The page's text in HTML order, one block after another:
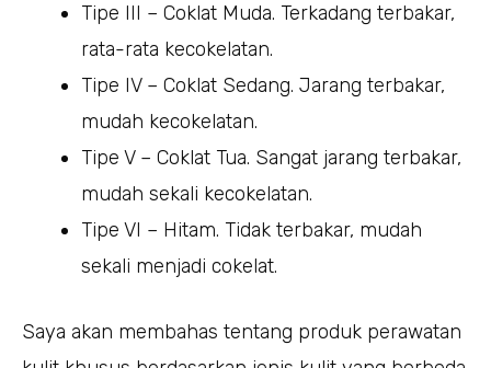
Tipe III – Coklat Muda. Terkadang terbakar,
rata-rata kecokelatan.
Tipe IV – Coklat Sedang. Jarang terbakar,
mudah kecokelatan.
Tipe V – Coklat Tua. Sangat jarang terbakar,
mudah sekali kecokelatan.
Tipe VI – Hitam. Tidak terbakar, mudah
sekali menjadi cokelat.
Saya akan membahas tentang produk perawatan